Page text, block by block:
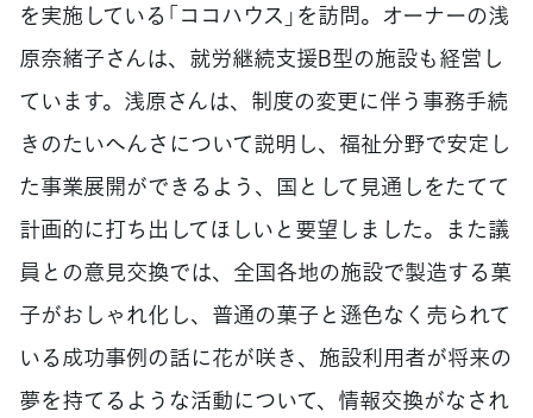
を実施している「ココハウス」を訪問。オーナーの浅
原奈緒子さんは、就労継続支援B型の施設も経営し
ています。浅原さんは、制度の変更に伴う事務手続
きのたいへんさについて説明し、福祉分野で安定し
た事業展開ができるよう、国として見通しをたてて
計画的に打ち出してほしいと要望しました。また議
員との意見交換では、全国各地の施設で製造する菓
子がおしゃれ化し、普通の菓子と遜色なく売られて
いる成功事例の話に花が咲き、施設利用者が将来の
夢を持てるような活動について、情報交換がなされ